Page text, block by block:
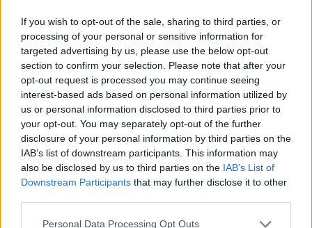
If you wish to opt-out of the sale, sharing to third parties, or
processing of your personal or sensitive information for
targeted advertising by us, please use the below opt-out
section to confirm your selection. Please note that after your
opt-out request is processed you may continue seeing
interest-based ads based on personal information utilized by
us or personal information disclosed to third parties prior to
your opt-out. You may separately opt-out of the further
disclosure of your personal information by third parties on the
IAB’s list of downstream participants. This information may
also be disclosed by us to third parties on the IAB’s List of
Downstream Participants that may further disclose it to other
Personal Data Processing Opt Outs
Stek kaken midt i ovnen ved 175°C i 20 minutter. Avkjøl kaken
i langpannen til den er helt kald. Dra så kaken forsiktig over
på en rist (eller la kaken bli i langpannen hvis du har plass til
å sette hele pannen i kjøleskapet eller har kjølerom).